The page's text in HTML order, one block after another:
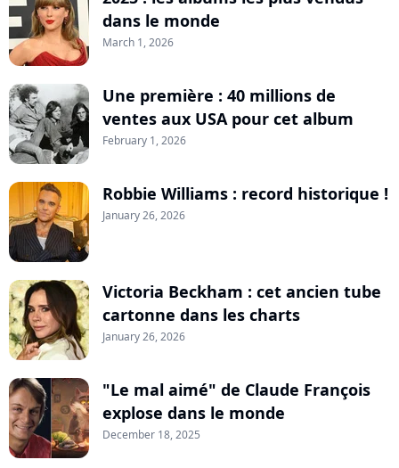
dans le monde
March 1, 2026
Une première : 40 millions de
ventes aux USA pour cet album
February 1, 2026
Robbie Williams : record historique !
January 26, 2026
Victoria Beckham : cet ancien tube
cartonne dans les charts
January 26, 2026
"Le mal aimé" de Claude François
explose dans le monde
December 18, 2025